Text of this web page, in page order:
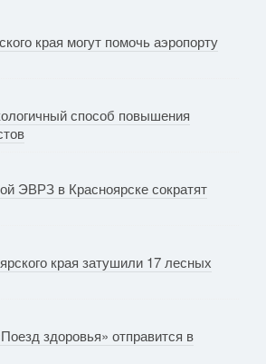
края могут помочь аэропорту
способ повышения
ЭВРЗ в Красноярске сократят
края затушили 17 лесных
здоровья» отправится в